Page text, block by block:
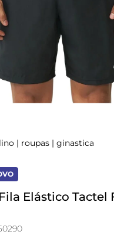
| roupas | ginastica
Elástico Tactel